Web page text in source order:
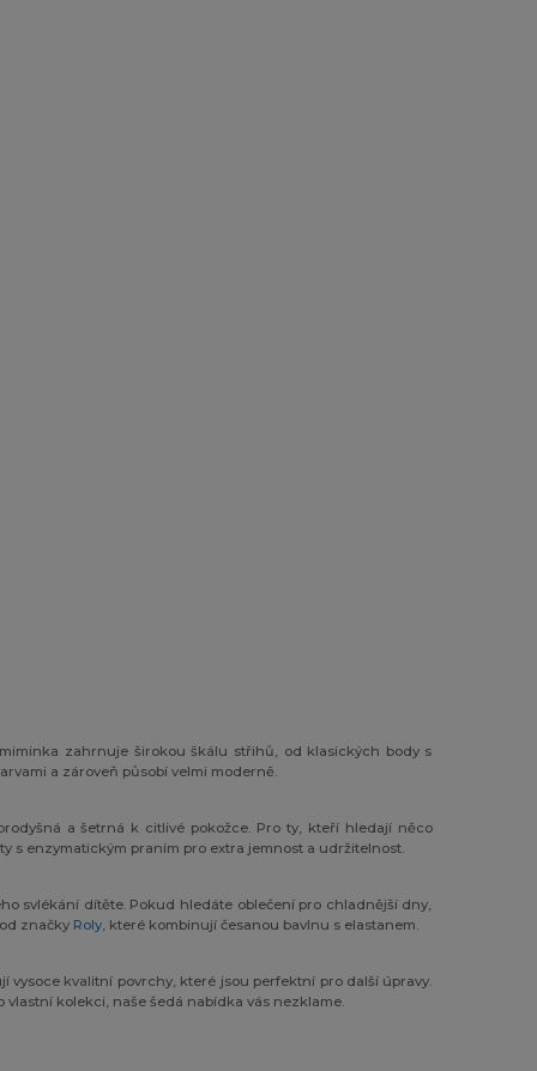
zahrnuje širokou škálu střihů, od klasických body s
a zároveň působí velmi moderně.
a šetrná k citlivé pokožce. Pro ty, kteří hledají něco
s enzymatickým praním pro extra jemnost a udržitelnost.
svlékání dítěte. Pokud hledáte oblečení pro chladnější dny,
značky Roly, které kombinují česanou bavlnu s elastanem.
vysoce kvalitní povrchy, které jsou perfektní pro další úpravy.
kolekci, naše šedá nabídka vás nezklame.